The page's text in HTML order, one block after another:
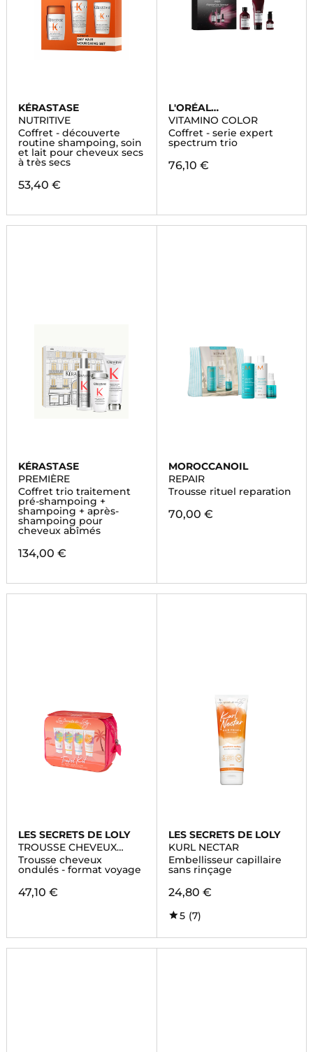
KÉRASTASE
NUTRITIVE
Coffret - découverte
routine shampoing, soin
et lait pour cheveux secs
à très secs
53,40 €
L'ORÉAL
PROFESSIONNEL
VITAMINO COLOR
Coffret - serie expert
spectrum trio
76,10 €
KÉRASTASE
PREMIÈRE
Coffret trio traitement
pré-shampoing +
shampoing + après-
shampoing pour
cheveux abîmés
134,00 €
MOROCCANOIL
REPAIR
Trousse rituel reparation
70,00 €
LES SECRETS DE LOLY
TROUSSE CHEVEUX
ONDULÉS
Trousse cheveux
ondulés - format voyage
47,10 €
LES SECRETS DE LOLY
KURL NECTAR
Embellisseur capillaire
sans rinçage
24,80 €
5 (7)